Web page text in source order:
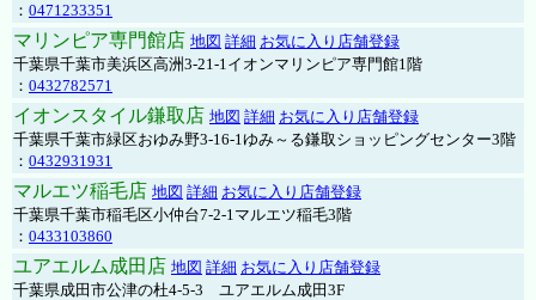
： 0471233351
マリンピア専門館店 地図 詳細 お気に入り店舗登録
千葉県千葉市美浜区高洲3-21-1イオンマリンピア専門館1階
： 0432782571
イオンスタイル鎌取店 地図 詳細 お気に入り店舗登録
千葉県千葉市緑区おゆみ野3-16-1ゆみ～る鎌取ショッピングセンター3階
： 0432931931
マルエツ稲毛店 地図 詳細 お気に入り店舗登録
千葉県千葉市稲毛区小仲台7-2-1マルエツ稲毛3階
： 0433103860
ユアエルム成田店 地図 詳細 お気に入り店舗登録
千葉県成田市公津の杜4-5-3 ユアエルム成田3F